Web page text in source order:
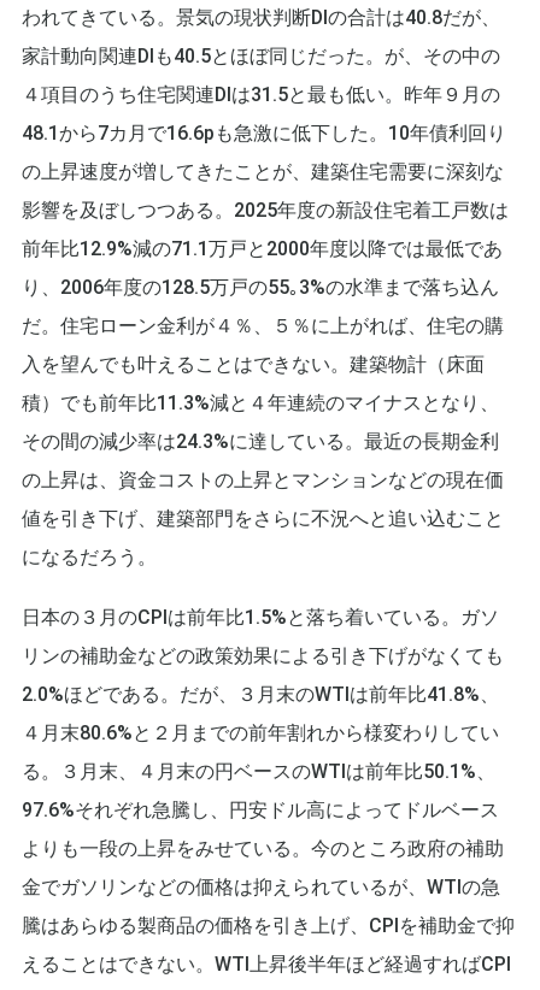
われてきている。景気の現状判断DIの合計は40.8だが、
家計動向関連DIも40.5とほぼ同じだった。が、その中の
４項目のうち住宅関連DIは31.5と最も低い。昨年９月の
48.1から7カ月で16.6pも急激に低下した。10年債利回り
の上昇速度が増してきたことが、建築住宅需要に深刻な
影響を及ぼしつつある。2025年度の新設住宅着工戸数は
前年比12.9%減の71.1万戸と2000年度以降では最低であ
り、2006年度の128.5万戸の55｡3%の水準まで落ち込ん
だ。住宅ローン金利が４％、５％に上がれば、住宅の購
入を望んでも叶えることはできない。建築物計（床面
積）でも前年比11.3%減と４年連続のマイナスとなり、
その間の減少率は24.3%に達している。最近の長期金利
の上昇は、資金コストの上昇とマンションなどの現在価
値を引き下げ、建築部門をさらに不況へと追い込むこと
になるだろう。
日本の３月のCPIは前年比1.5%と落ち着いている。ガソ
リンの補助金などの政策効果による引き下げがなくても
2.0%ほどである。だが、３月末のWTIは前年比41.8%、
４月末80.6%と２月までの前年割れから様変わりしてい
る。３月末、４月末の円ベースのWTIは前年比50.1%、
97.6%それぞれ急騰し、円安ドル高によってドルベース
よりも一段の上昇をみせている。今のところ政府の補助
金でガソリンなどの価格は抑えられているが、WTIの急
騰はあらゆる製商品の価格を引き上げ、CPIを補助金で抑
えることはできない。WTI上昇後半年ほど経過すればCPI